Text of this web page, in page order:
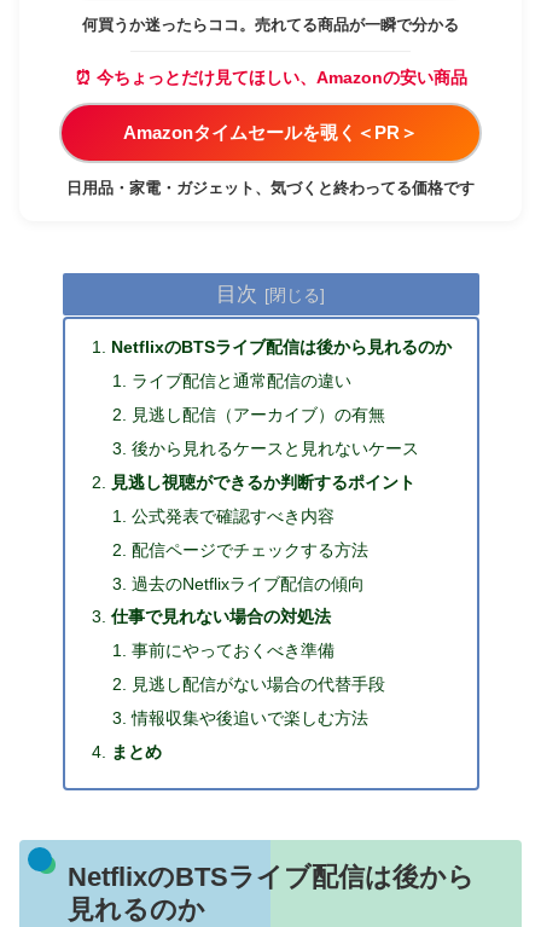
何買うか迷ったらココ。売れてる商品が一瞬で分かる
⏰ 今ちょっとだけ見てほしい、Amazonの安い商品
Amazonタイムセールを覗く＜PR＞
日用品・家電・ガジェット、気づくと終わってる価格です
目次
NetflixのBTSライブ配信は後から見れるのか
ライブ配信と通常配信の違い
見逃し配信（アーカイブ）の有無
後から見れるケースと見れないケース
見逃し視聴ができるか判断するポイント
公式発表で確認すべき内容
配信ページでチェックする方法
過去のNetflixライブ配信の傾向
仕事で見れない場合の対処法
事前にやっておくべき準備
見逃し配信がない場合の代替手段
情報収集や後追いで楽しむ方法
まとめ
NetflixのBTSライブ配信は後から
見れるのか